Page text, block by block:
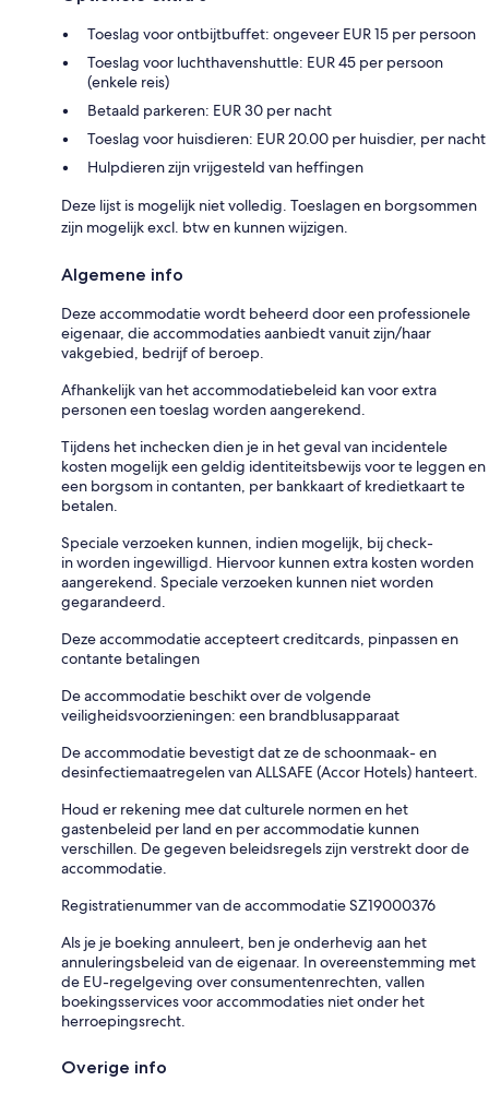
Toeslag voor ontbijtbuffet: ongeveer EUR 15 per persoon
Toeslag voor luchthavenshuttle: EUR 45 per persoon
(enkele reis)
Betaald parkeren: EUR 30 per nacht
Toeslag voor huisdieren: EUR 20.00 per huisdier, per nacht
Hulpdieren zijn vrijgesteld van heffingen
Deze lijst is mogelijk niet volledig. Toeslagen en borgsommen
zijn mogelijk excl. btw en kunnen wijzigen.
Algemene info
Deze accommodatie wordt beheerd door een professionele
eigenaar, die accommodaties aanbiedt vanuit zijn/haar
vakgebied, bedrijf of beroep.
Afhankelijk van het accommodatiebeleid kan voor extra
personen een toeslag worden aangerekend.
Tijdens het inchecken dien je in het geval van incidentele
kosten mogelijk een geldig identiteitsbewijs voor te leggen en
een borgsom in contanten, per bankkaart of kredietkaart te
betalen.
Speciale verzoeken kunnen, indien mogelijk, bij check-
in worden ingewilligd. Hiervoor kunnen extra kosten worden
aangerekend. Speciale verzoeken kunnen niet worden
gegarandeerd.
Deze accommodatie accepteert creditcards, pinpassen en
contante betalingen
De accommodatie beschikt over de volgende
veiligheidsvoorzieningen: een brandblusapparaat
De accommodatie bevestigt dat ze de schoonmaak- en
desinfectiemaatregelen van ALLSAFE (Accor Hotels) hanteert.
Houd er rekening mee dat culturele normen en het
gastenbeleid per land en per accommodatie kunnen
verschillen. De gegeven beleidsregels zijn verstrekt door de
accommodatie.
Registratienummer van de accommodatie SZ19000376
Als je je boeking annuleert, ben je onderhevig aan het
annuleringsbeleid van de eigenaar. In overeenstemming met
de EU-regelgeving over consumentenrechten, vallen
boekingsservices voor accommodaties niet onder het
herroepingsrecht.
Overige info